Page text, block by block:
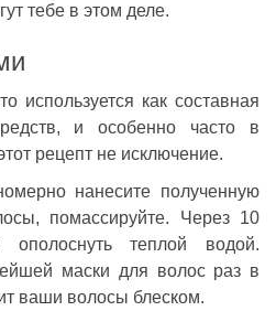
тебе в этом деле.
используется как составная
и особенно часто в
рецепт не исключение.
нанесите полученную
помассируйте. Через 10
теплой водой.
маски для волос раз в
ваши волосы блеском.